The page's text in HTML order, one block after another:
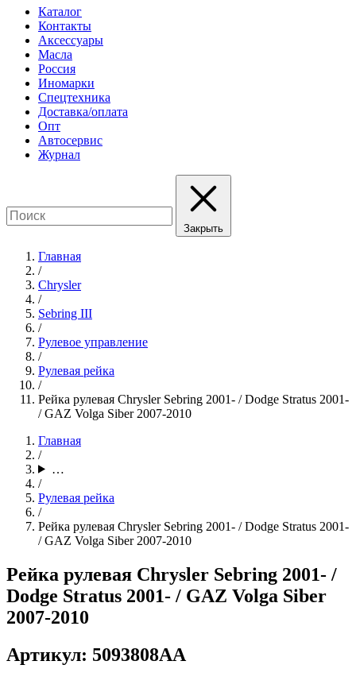
Каталог
Контакты
Аксессуары
Масла
Россия
Иномарки
Спецтехника
Доставка/оплата
Опт
Автосервис
Журнал
Закрыть
Главная
/
Chrysler
/
Sebring III
/
Рулевое управление
/
Рулевая рейка
/
Рейка рулевая Chrysler Sebring 2001- / Dodge Stratus 2001-
/ GAZ Volga Siber 2007-2010
Главная
/
…
/
Рулевая рейка
/
Рейка рулевая Chrysler Sebring 2001- / Dodge Stratus 2001-
/ GAZ Volga Siber 2007-2010
Рейка рулевая Chrysler Sebring 2001- /
Dodge Stratus 2001- / GAZ Volga Siber
2007-2010
Артикул: 5093808AA